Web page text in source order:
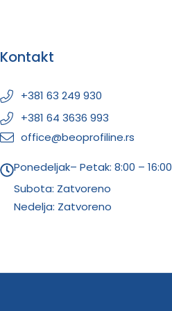
Kontakt
+381 63 249 930
+381 64 3636 993
office@beoprofiline.rs
Ponedeljak– Petak: 8:00 – 16:00
Subota: Zatvoreno
Nedelja: Zatvoreno